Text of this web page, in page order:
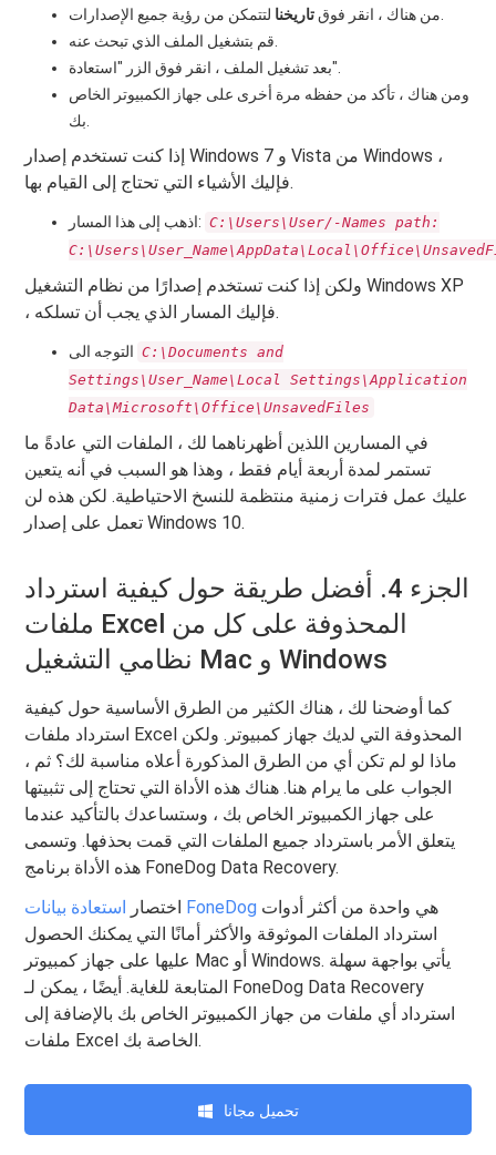
من هناك ، انقر فوقتاريخنا
لتتمكن من رؤية جميع الإصدارات.
قم بتشغيل الملف الذي تبحث عنه.
بعد تشغيل الملف ، انقر فوق الزر "استعادة".
ومن هناك ، تأكد من حفظه مرة أخرى على جهاز الكمبيوتر الخاص
بك.
إذا كنت تستخدم إصدار Windows 7 و Vista من Windows ،
فإليك الأشياء التي تحتاج إلى القيام بها.
اذهب إلى هذا المسار: C:\Users\User/-Names path:
ولكن إذا كنت تستخدم إصدارًا من نظام التشغيل Windows XP
، فإليك المسار الذي يجب أن تسلكه.
C:\Documents and
Settings\User_Name\Local Settings\Application
Data\Microsoft\Office\UnsavedFiles
في المسارين اللذين أظهرناهما لك ، الملفات التي عادةً ما
تستمر لمدة أربعة أيام فقط ، وهذا هو السبب في أنه يتعين
عليك عمل فترات زمنية منتظمة للنسخ الاحتياطية. لكن هذه لن
تعمل على إصدار Windows 10.
الجزء 4. أفضل طريقة حول كيفية استرداد
ملفات Excel المحذوفة على كل من
نظامي التشغيل Mac و Windows
كما أوضحنا لك ، هناك الكثير من الطرق الأساسية حول كيفية
استرداد ملفات Excel المحذوفة التي لديك جهاز كمبيوتر. ولكن
ماذا لو لم تكن أي من الطرق المذكورة أعلاه مناسبة لك؟ ثم ،
الجواب على ما يرام هنا. هناك هذه الأداة التي تحتاج إلى تثبيتها
على جهاز الكمبيوتر الخاص بك ، وستساعدك بالتأكيد عندما
يتعلق الأمر باسترداد جميع الملفات التي قمت بحذفها. وتسمى
هذه الأداة برنامج FoneDog Data Recovery.
اختصار
استعادة بيانات FoneDog
استرداد الملفات الموثوقة والأكثر أمانًا التي يمكنك الحصول
عليها على جهاز كمبيوتر Mac أو Windows. يأتي بواجهة سهلة
المتابعة للغاية. أيضًا ، يمكن لـ FoneDog Data Recovery
استرداد أي ملفات من جهاز الكمبيوتر الخاص بك بالإضافة إلى
ملفات Excel الخاصة بك.
تحميل مجانا